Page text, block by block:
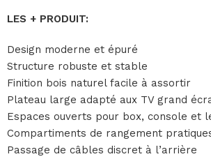
LES + PRODUIT:
Design moderne et épuré
Structure robuste et stable
Finition bois naturel facile à assortir
Plateau large adapté aux TV grand
Espaces ouverts pour box, console et
Compartiments de rangement
Passage de câbles discret à l’arrière